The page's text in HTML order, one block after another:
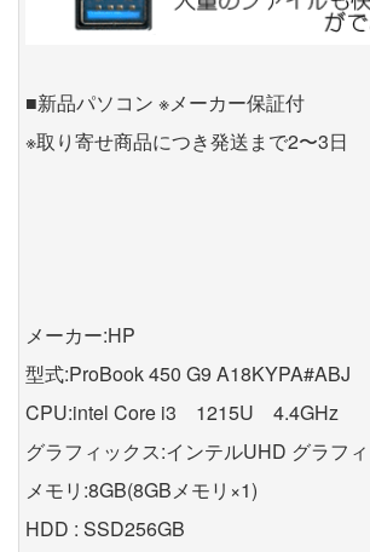
■新品パソコン ※メーカー保証付
※取り寄せ商品につき発送まで2〜3日
メーカー:HP
型式:ProBook 450 G9 A18KYPA#ABJ
CPU:intel Core i3 1215U 4.4GHz
グラフィックス:インテルUHD グラフ
メモリ:8GB(8GBメモリ×1)
HDD : SSD256GB